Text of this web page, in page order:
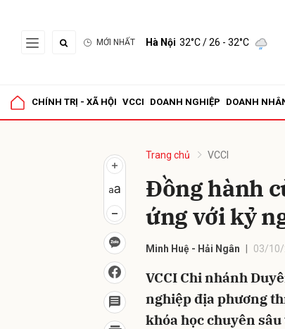
MỚI NHẤT Hà Nội 32°C/ 26 - 32°C
CHÍNH TRỊ - XÃ HỘI VCCI DOANH NGHIỆP DOANH
Trang chủ VCCI
Đồng hành
ứng với kỷ
Minh Huệ - Hải Ngân 03/10/
VCCI Chi nhánh
nghiệp địa phương
khóa học chuyên